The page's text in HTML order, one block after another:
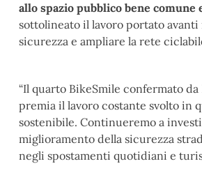
allo spazio pubblico bene
sottolineato il lavoro portato
sicurezza e ampliare la rete
“Il quarto BikeSmile confermato da
premia il lavoro costante svolto in
sostenibile. Continueremo a
miglioramento della sicurezza
negli spostamenti quotidiani e